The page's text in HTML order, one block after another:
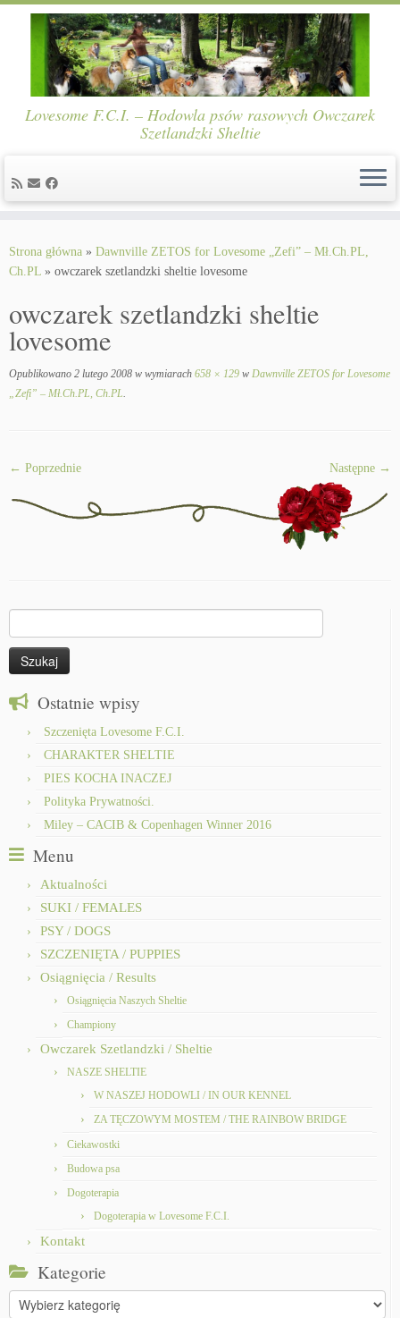
content
Lovesome F.C.I. – Hodowla psów rasowych Owczarek
Szetlandzki Sheltie
Strona główna » Dawnville ZETOS for Lovesome „Zefi” – Mł.Ch.PL,
Ch.PL » owczarek szetlandzki sheltie lovesome
owczarek szetlandzki sheltie
lovesome
Opublikowano 2 lutego 2008 w wymiarach 658 × 129 w Dawnville ZETOS for Lovesome
„Zefi” – Mł.Ch.PL, Ch.PL.
← Poprzednie Następne →
Ostatnie wpisy
Szczenięta Lovesome F.C.I.
CHARAKTER SHELTIE
PIES KOCHA INACZEJ
Polityka Prywatności.
Miley – CACIB & Copenhagen Winner 2016
Menu
Aktualności
SUKI / FEMALES
PSY / DOGS
SZCZENIĘTA / PUPPIES
Osiągnięcia / Results
Osiągnięcia Naszych Sheltie
Championy
Owczarek Szetlandzki / Sheltie
NASZE SHELTIE
W NASZEJ HODOWLI / IN OUR KENNEL
ZA TĘCZOWYM MOSTEM / THE RAINBOW BRIDGE
Ciekawostki
Budowa psa
Dogoterapia
Dogoterapia w Lovesome F.C.I.
Kontakt
Kategorie
Kategorie